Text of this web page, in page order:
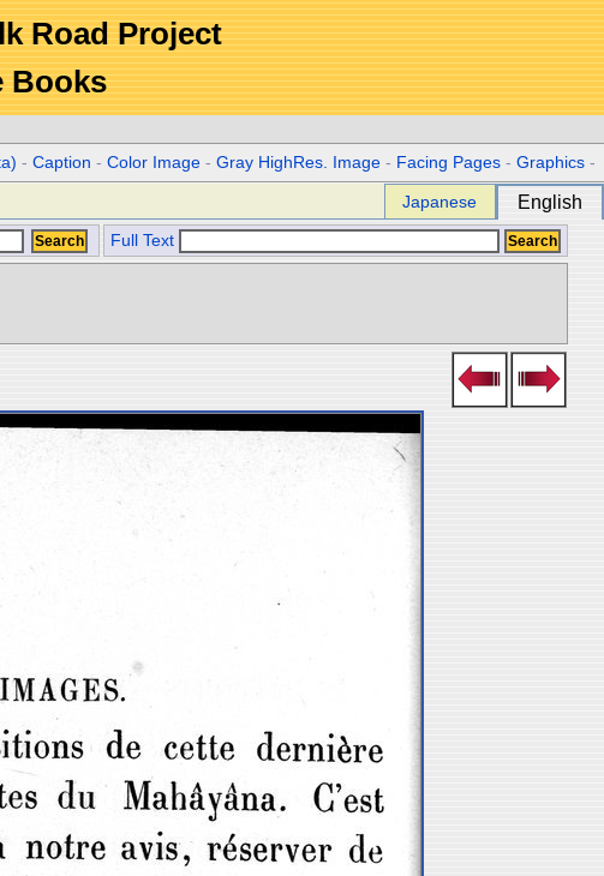
Road Project
Books
-Caption -Color Image -Gray HighRes. Image - Facing Pages -Graphics -
Japanese English
Full Text